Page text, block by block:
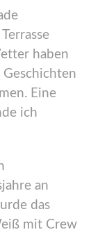
haben
Geschichten
Eine
ich
an
das
mit Crew